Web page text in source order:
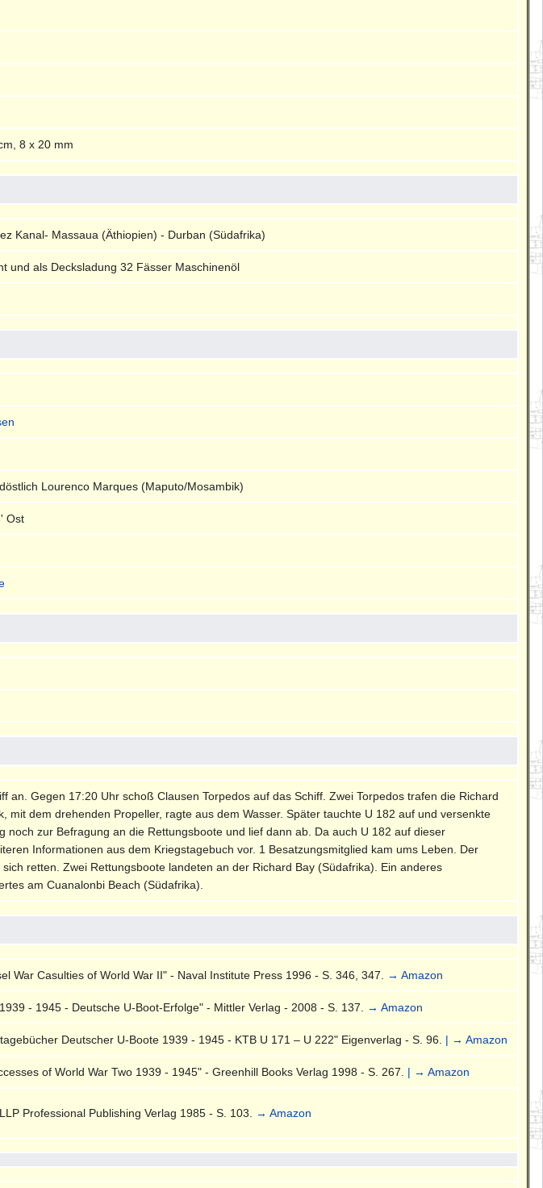
8 x 20 mm
Kanal- Massaua (Äthiopien) - Durban (Südafrika)
und als Decksladung 32 Fässer Maschinenöl
Lourenco Marques (Maputo/Mosambik)
Ost
an. Gegen 17:20 Uhr schoß Clausen Torpedos auf das Schiff. Zwei Torpedos trafen die Richard
mit dem drehenden Propeller, ragte aus dem Wasser. Später tauchte U 182 auf und versenkte
zur Befragung an die Rettungsboote und lief dann ab. Da auch U 182 auf dieser
Informationen aus dem Kriegstagebuch vor. 1 Besatzungsmitglied kam ums Leben. Der
retten. Zwei Rettungsboote landeten an der Richard Bay (Südafrika). Ein anderes
am Cuanalonbi Beach (Südafrika).
War Casulties of World War II" - Naval Institute Press 1996 - S. 346, 347. → Amazon
- 1945 - Deutsche U-Boot-Erfolge" - Mittler Verlag - 2008 - S. 137. → Amazon
Deutscher U-Boote 1939 - 1945 - KTB U 171 – U 222" Eigenverlag - S. 96. | → Amazon
of World War Two 1939 - 1945" - Greenhill Books Verlag 1998 - S. 267. | → Amazon
Professional Publishing Verlag 1985 - S. 103. → Amazon